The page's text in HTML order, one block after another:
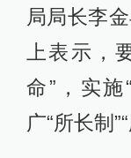
局局长李
上表示，
命”，实
广“所长制